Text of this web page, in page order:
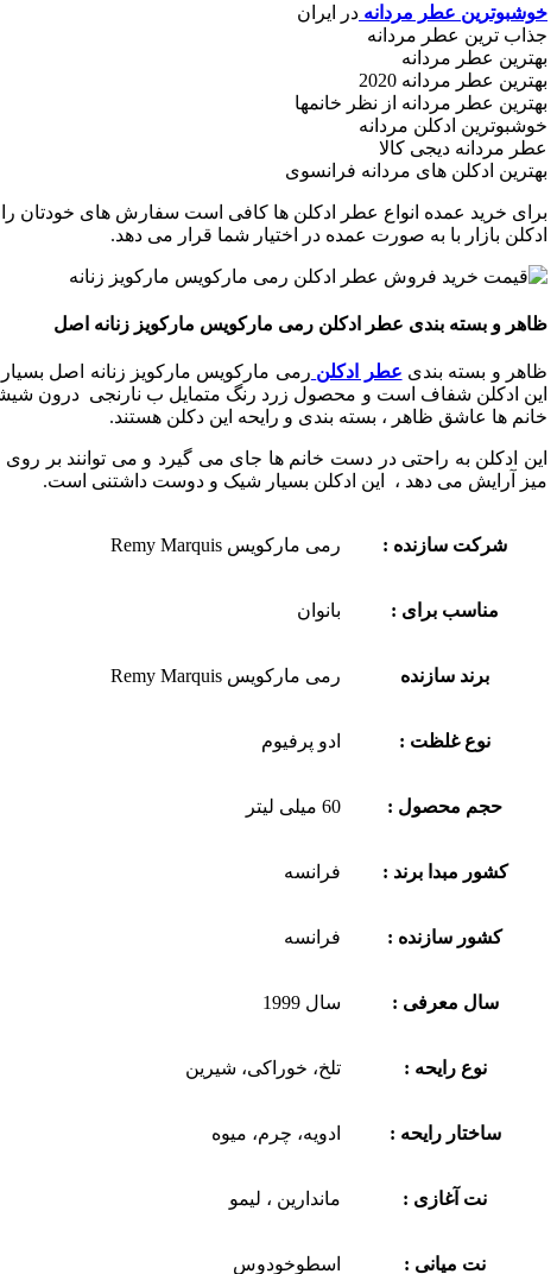
خوشبوترین عطر مردانه در ایران
جذاب ترین عطر مردانه
بهترین عطر مردانه
بهترین عطر مردانه 2020
بهترین عطر مردانه از نظر خانمها
خوشبوترین ادکلن مردانه
عطر مردانه دیجی کالا
بهترین ادکلن های مردانه فرانسوی
برای خرید عمده انواع عطر ادکلن ها کافی است سفارش های خودتان
ادکلن بازار با به صورت عمده در اختیار شما قرار می دهد.
ظاهر و بسته بندی عطر ادکلن رمی مارکویس مارکویز زنانه اصل
ظاهر و بسته بندی عطر ادکلن رمی مارکویس مارکویز زنانه اصل
این ادکلن شفاف است و محصول زرد رنگ متمایل ب نارنجی درون
خانم ها عاشق ظاهر ، بسته بندی و رایحه این دکلن هستند.
این ادکلن به راحتی در دست خانم ها جای می گیرد و می توانند بر
میز آرایش می دهد ، این ادکلن بسیار شیک و دوست داشتنی است.
شرکت سازنده : رمی مارکویس Remy Marquis
مناسب برای : بانوان
برند سازنده رمی مارکویس Remy Marquis
نوع غلظت : ادو پرفیوم
حجم محصول : 60 میلی لیتر
کشور مبدا برند : فرانسه
کشور سازنده : فرانسه
سال معرفی : سال 1999
نوع رایحه : تلخ، خوراکی، شیرین
ساختار رایحه : ادویه، چرم، میوه
نت آغازی : ماندارین ، لیمو
نت میانی : اسطوخودوس